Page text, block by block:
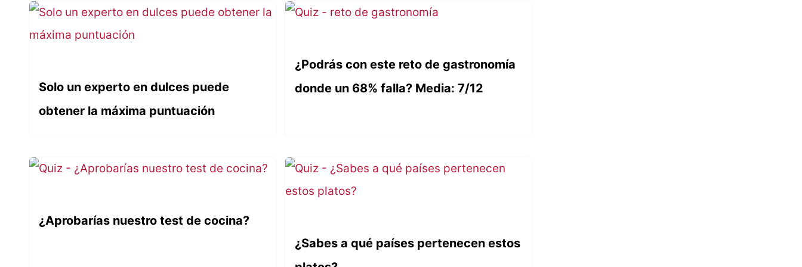
Solo un experto en dulces puede
obtener la máxima puntuación
¿Podrás con este reto de gastronomía
donde un 68% falla? Media: 7/12
¿Aprobarías nuestro test de cocina?
¿Sabes a qué países pertenecen estos